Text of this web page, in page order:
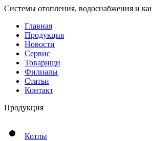
Системы отопления, водоснабжения и
Главная
Продукция
Новости
Сервис
Товарищи
Филиалы
Статьи
Контакт
Продукция
Котлы